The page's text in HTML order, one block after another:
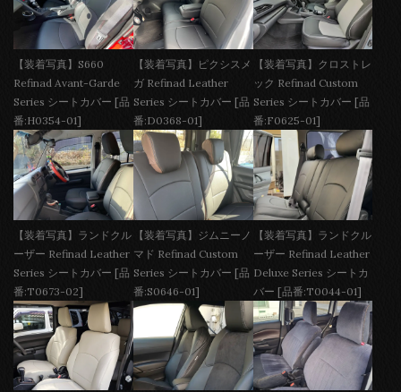
【装着写真】S660
Refinad Avant-Garde
Series シートカバー [品
番:H0354-01]
【装着写真】ピクシスメ
ガ Refinad Leather
Series シートカバー [品
番:D0368-01]
【装着写真】クロストレ
ック Refinad Custom
Series シートカバー [品
番:F0625-01]
【装着写真】ランドクル
ーザー Refinad Leather
Series シートカバー [品
番:T0673-02]
【装着写真】ジムニーノ
マド Refinad Custom
Series シートカバー [品
番:S0646-01]
【装着写真】ランドクル
ーザー Refinad Leather
Deluxe Series シートカ
バー [品番:T0044-01]